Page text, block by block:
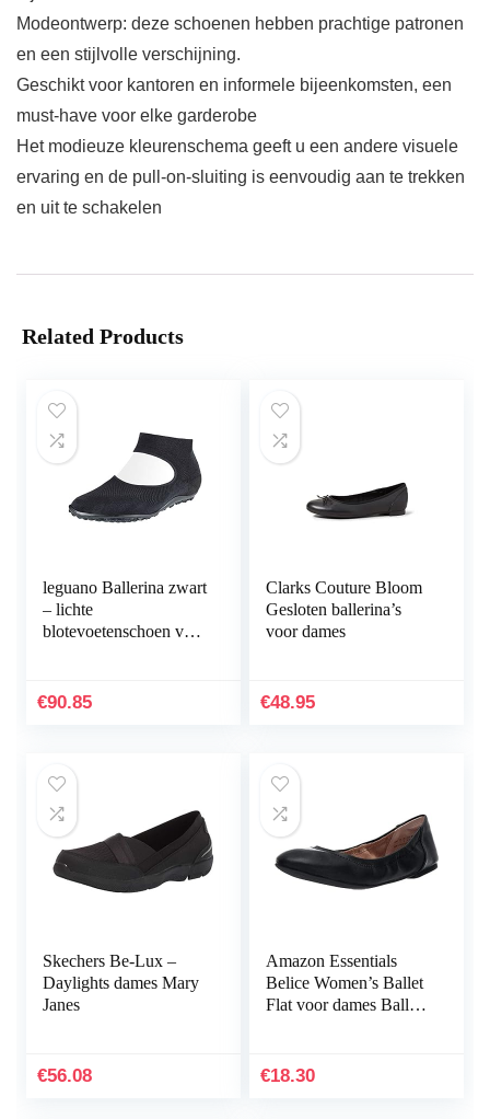
Modeontwerp: deze schoenen hebben prachtige patronen
en een stijlvolle verschijning.
Geschikt voor kantoren en informele bijeenkomsten, een
must-have voor elke garderobe
Het modieuze kleurenschema geeft u een andere visuele
ervaring en de pull-on-sluiting is eenvoudig aan te trekken
en uit te schakelen
Related Products
leguano Ballerina zwart
– lichte
blotevoetenschoen voor
€90.85
Clarks Couture Bloom
Gesloten ballerina’s
voor dames
€48.95
Skechers Be-Lux –
Daylights dames Mary
Janes
€56.08
Amazon Essentials
Belice Women’s Ballet
Flat voor dames Ballet
€18.30